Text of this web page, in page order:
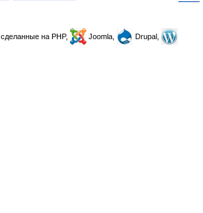
, сделанные на PHP, Joomla,
Drupal,